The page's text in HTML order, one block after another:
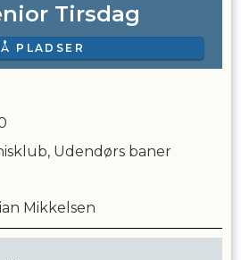
Tirsdag
PLADSER
Udendørs baner
Mikkelsen